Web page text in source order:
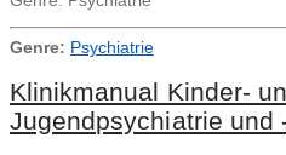
Genre: Psychiatrie
Klinikmanual Kinder-
Jugendpsychiatrie und